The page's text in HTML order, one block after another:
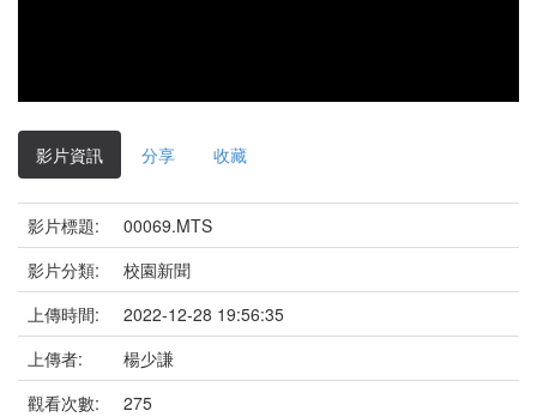
影片資訊 分享 收藏
影片標題:
00069.MTS
影片分類:
校園新聞
上傳時間:
2022-12-28 19:56:35
上傳者:
楊少謙
觀看次數:
275